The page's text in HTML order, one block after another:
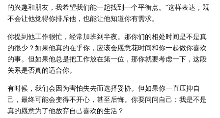
的兴趣和朋友，我希望我们能一起找到一个平衡点。”这样表达，既
不会让他觉得你排斥他，也能让他知道你有需求。
你提到他工作很忙，经常加班到半夜。那你们的相处时间是不是真
的很少？如果他真的在乎你，应该会愿意花时间和你一起做你喜欢
的事。但如果他总是把工作放在第一位，那你就要考虑一下，这段
关系是否真的适合你。
有时候，我们会因为害怕失去而选择妥协。但如果你一直压抑自
己，最终可能会变得不开心，甚至后悔。你要问问自己：我是不是
真的愿意为了他放弃自己喜欢的生活？